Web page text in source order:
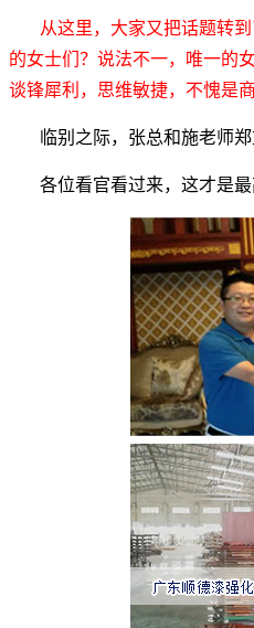
从这里，大家又把话题转
的女士们？说法不一，唯一的
谈锋犀利，思维敏捷，不愧是
临别之际，张总和施老师
各位看官看过来，这才是